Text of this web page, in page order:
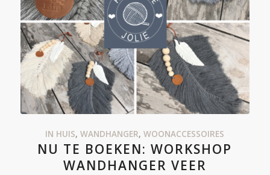
IN HUIS,WANDHANGER,WOONACCESSOIRES
NU TE BOEKEN: WORKSHOP
WANDHANGER VEER